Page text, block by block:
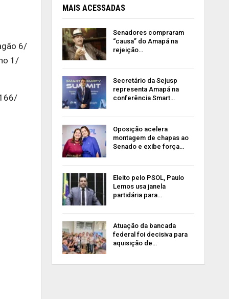
6/
1/
MAIS ACESSADAS
Senadores compraram
“causa” do Amapá na
rejeição…
Secretário da Sejusp
representa Amapá na
conferência Smart…
Oposição acelera
montagem de chapas ao
Senado e exibe força…
Eleito pelo PSOL, Paulo
Lemos usa janela
partidária para…
Atuação da bancada
federal foi decisiva para
aquisição de…